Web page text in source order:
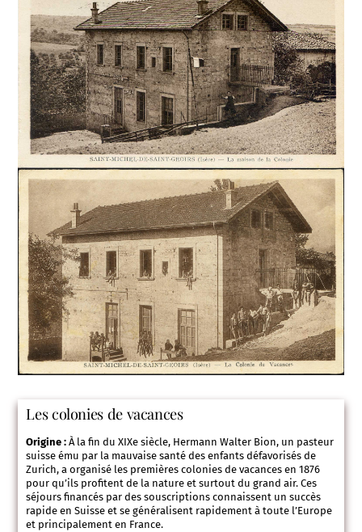
Les colonies de vacances
Origine : À la fin du XIXe siècle, Hermann Walter Bion, un pasteur
suisse ému par la mauvaise santé des enfants défavorisés de
Zurich, a organisé les premières colonies de vacances en 1876
pour qu’ils profitent de la nature et surtout du grand air. Ces
séjours financés par des souscriptions connaissent un succès
rapide en Suisse et se généralisent rapidement à toute l’Europe
et principalement en France.